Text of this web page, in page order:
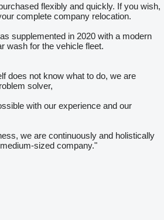
flexibly and quickly. If you wish,
complete company relocation.
supplemented in 2020 with a modern
wash for the vehicle fleet.
does not know what to do, we are
solver,
with our experience and our
we are continuously and holistically
sized company."